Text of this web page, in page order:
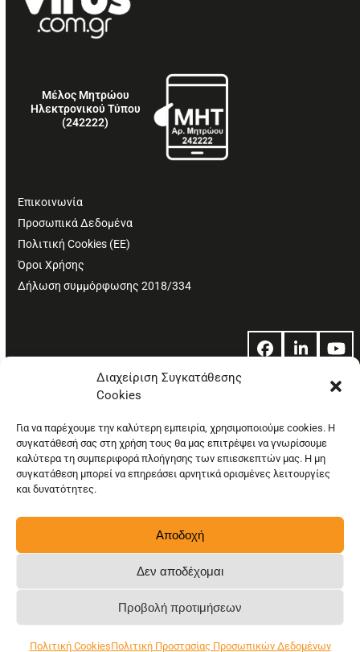
Διαχείριση Συγκατάθεσης
Cookies
Για να παρέχουμε την καλύτερη εμπειρία, χρησιμοποιούμε cookies. Η
συγκατάθεσή σας στη χρήση τους θα μας επιτρέψει να γνωρίσουμε
καλύτερα τη συμπεριφορά πλοήγησης των επιεσκεπτών μας. Η μη
συγκατάθεση μπορεί να επηρεάσει αρνητικά ορισμένες λειτουργίες
και δυνατότητες.
Αποδοχή
Δεν αποδέχομαι
Προβολή προτιμήσεων
Πολιτική CookiesΠολιτική Προστασίας Προσωπικών Δεδομένων
Μέλος Μητρώου
Ηλεκτρονικού Τύπου
(242222)
Επικοινωνία
Προσωπικά Δεδομένα
Πολιτική Cookies (ΕΕ)
Όροι Χρήσης
Δήλωση συμμόρφωσης 2018/334
Facebook
LinkedIn
© Copyright: Ethos Media S.A.